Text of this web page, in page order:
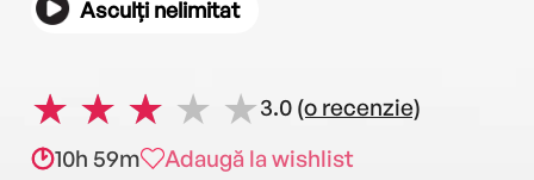
Asculți nelimitat
3.0 (o recenzie)
10h 59m
Adaugă la wishlist